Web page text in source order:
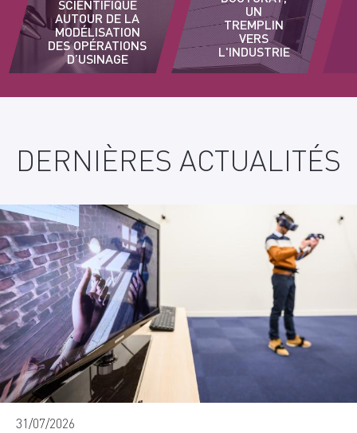
SCIENTIFIQUE
AUTOUR DE LA
MODÉLISATION
DES OPÉRATIONS
D’USINAGE
UN
TREMPLIN
VERS
L'INDUSTRIE
DERNIÈRES ACTUALITÉS
31/07/2026